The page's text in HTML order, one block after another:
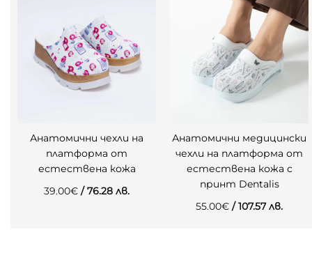
Анатомични чехли на
платформа от
естествена кожа
39.00€ / 76.28 лв.
Анатомични медицински
чехли на платформа от
естествена кожа с
принт Dentalis
55.00€ / 107.57 лв.